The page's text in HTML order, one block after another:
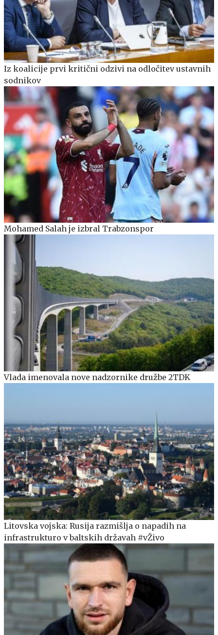
Iz koalicije prvi kritični odzivi na odločitev ustavnih
sodnikov
Mohamed Salah je izbral Trabzonspor
Vlada imenovala nove nadzornike družbe 2TDK
Litovska vojska: Rusija razmišlja o napadih na
infrastrukturo v baltskih državah #vŽivo